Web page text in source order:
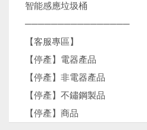
智能感應垃圾桶
────────────────
【客服專區】
【停產】電器產品
【停產】非電器產品
【停產】不鏽鋼製品
【停產】商品